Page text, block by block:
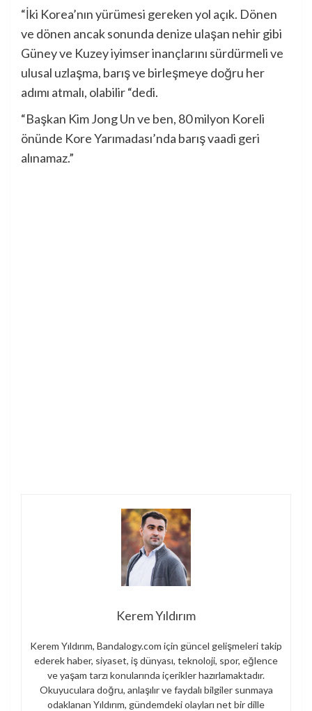
“İki Korea’nın yürümesi gereken yol açık. Dönen
ve dönen ancak sonunda denize ulaşan nehir gibi
Güney ve Kuzey iyimser inançlarını sürdürmeli ve
ulusal uzlaşma, barış ve birleşmeye doğru her
adımı atmalı, olabilir “dedi.
“Başkan Kim Jong Un ve ben, 80 milyon Koreli
önünde Kore Yarımadası’nda barış vaadi geri
alınamaz.”
Kerem Yıldırım
Kerem Yıldırım, Bandalogy.com için güncel gelişmeleri takip
ederek haber, siyaset, iş dünyası, teknoloji, spor, eğlence
ve yaşam tarzı konularında içerikler hazırlamaktadır.
Okuyuculara doğru, anlaşılır ve faydalı bilgiler sunmaya
odaklanan Yıldırım, gündemdeki olayları net bir dille